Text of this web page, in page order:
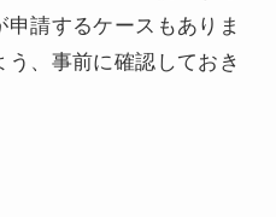
請するケースもありま
、事前に確認しておき